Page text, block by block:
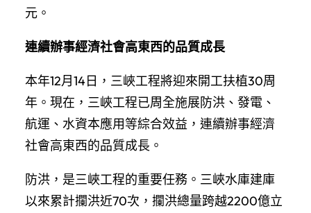
元。
連續辦事經濟社會高東西的品質成長
本年12月14日，三峽工程將迎來開工扶植30周
年。現在，三峽工程已周全施展防洪、發電、
航運、水資本應用等綜合效益，連續辦事經濟
社會高東西的品質成長。
防洪，是三峽工程的重要任務。三峽水庫建庫
以來累計攔洪近70次，攔洪總量跨越2200億立